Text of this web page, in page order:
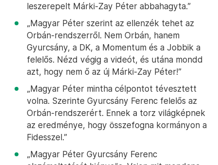
leszerepelt Márki-Zay Péter abbahagyta.”
„Magyar Péter szerint az ellenzék tehet az
Orbán-rendszerről. Nem Orbán, hanem
Gyurcsány, a DK, a Momentum és a Jobbik a
felelős. Nézd végig a videót, és utána mondd
azt, hogy nem ő az új Márki-Zay Péter!”
„Magyar Péter mintha célpontot tévesztett
volna. Szerinte Gyurcsány Ferenc felelős az
Orbán-rendszerért. Ennek a torz világképnek
az eredménye, hogy összefogna kormányon a
Fidesszel.”
„Magyar Péter Gyurcsány Ferenc